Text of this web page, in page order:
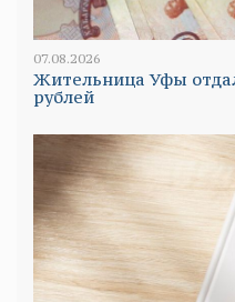
07.08.2026
Жительница Уфы
рублей